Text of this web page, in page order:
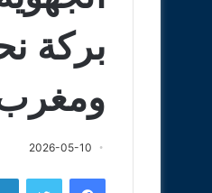
بركة
2026-05-10
فيسبوك